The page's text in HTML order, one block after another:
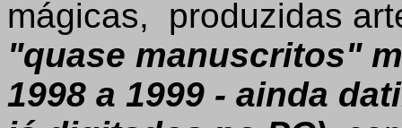
mágicas, produzidas
"quase manuscritos"
1998 a 1999 - ainda